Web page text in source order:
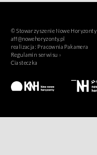
© Stowarzyszenie Nowe Horyzonty
aff@nowehoryzonty.pl
realizacja: Pracownia Pakamera
Regulamin serwisu ›
Ciasteczka